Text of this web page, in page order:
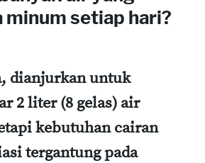
minum setiap hari?
dianjurkan untuk
2 liter (8 gelas) air
kebutuhan cairan
tergantung pada